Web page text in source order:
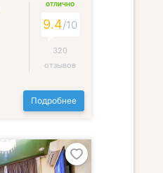
ОТЛИЧНО
9.4/10
320
отзывов
Подробнее